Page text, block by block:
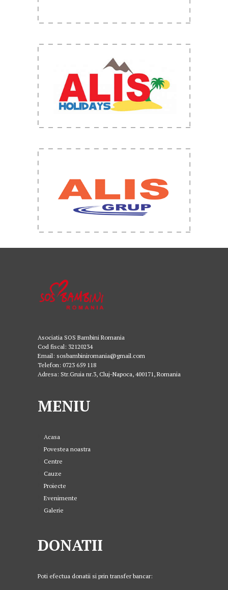
Asociatia SOS Bambini Romania
Cod fiscal: 32120234
Email: sosbambiniromania@gmail.com
Telefon: 0723 659 118
Adresa: Str.Gruia nr.3, Cluj-Napoca, 400171, Romania
MENIU
Acasa
Povestea noastra
Centre
Cauze
Proiecte
Evenimente
Galerie
DONATII
Poti efectua donatii si prin transfer bancar: